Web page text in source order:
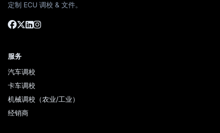
定制 ECU 调校 & 文件。
服务
汽车调校
卡车调校
机械调校（农业/工业）
经销商